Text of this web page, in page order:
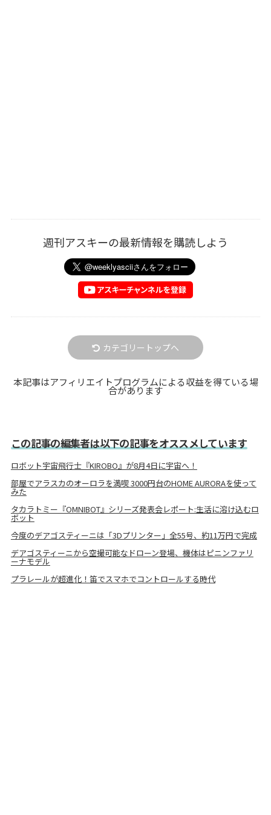
週刊アスキーの最新情報を購読しよう
カテゴリートップへ
本記事はアフィリエイトプログラムによる収益を得ている場
合があります
この記事の編集者は以下の記事をオススメしています
ロボット宇宙飛行士『KIROBO』が8月4日に宇宙へ！
部屋でアラスカのオーロラを満喫 3000円台のHOME AURORAを使って
みた
タカラトミー『OMNIBOT』シリーズ発表会レポート:生活に溶け込むロ
ボット
今度のデアゴスティーニは「3Dプリンター」全55号、約11万円で完成
デアゴスティーニから空撮可能なドローン登場、機体はピニンファリ
ーナモデル
プラレールが超進化！笛でスマホでコントロールする時代